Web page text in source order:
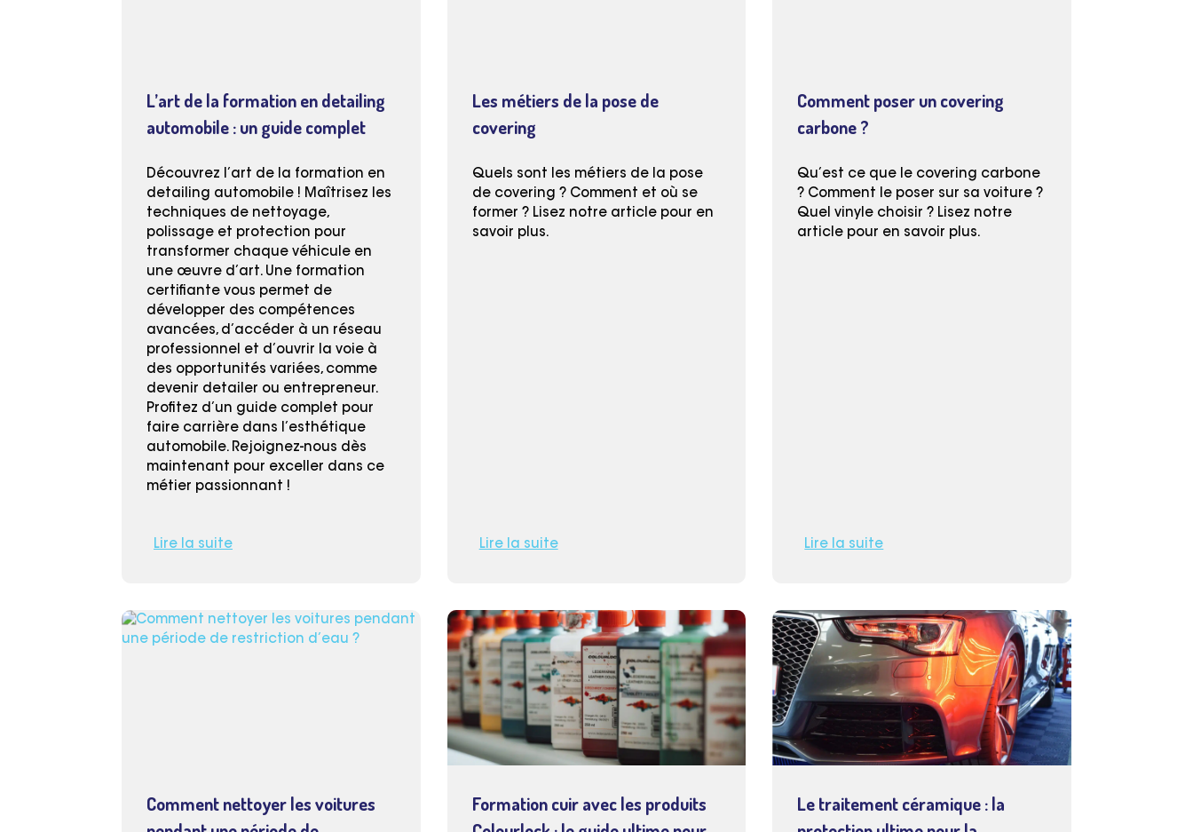
L’art de la formation en detailing
automobile : un guide complet
Découvrez l’art de la formation en
detailing automobile ! Maîtrisez les
techniques de nettoyage,
polissage et protection pour
transformer chaque véhicule en
une œuvre d’art. Une formation
certifiante vous permet de
développer des compétences
avancées, d’accéder à un réseau
professionnel et d’ouvrir la voie à
des opportunités variées, comme
devenir detailer ou entrepreneur.
Profitez d’un guide complet pour
faire carrière dans l’esthétique
automobile. Rejoignez-nous dès
maintenant pour exceller dans ce
métier passionnant !
Lire la suite
Les métiers de la pose de
covering
Quels sont les métiers de la pose
de covering ? Comment et où se
former ? Lisez notre article pour en
savoir plus.
Lire la suite
Comment poser un covering
carbone ?
Qu’est ce que le covering carbone
? Comment le poser sur sa voiture ?
Quel vinyle choisir ? Lisez notre
article pour en savoir plus.
Lire la suite
Comment nettoyer les voitures
Formation cuir avec les produits
Le traitement céramique : la